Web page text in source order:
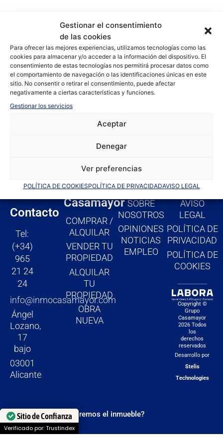
Gestionar el consentimiento
de las cookies
Para ofrecer las mejores experiencias, utilizamos tecnologías como las
cookies para almacenar y/o acceder a la información del dispositivo. El
consentimiento de estas tecnologías nos permitirá procesar datos como
el comportamiento de navegación o las identificaciones únicas en este
sitio. No consentir o retirar el consentimiento, puede afectar
negativamente a ciertas características y funciones.
Gestionar los servicios
Aceptar
Denegar
Ver preferencias
POLÍTICA DE COOKIESPOLÍTICA DE PRIVACIDADAVISO LEGAL
¿Quieres que te valoremos el inmueble?
a
c
e
b
o
o
k
I
s
t
a
g
r
m
u
t
u
b
e
Contacto
Tel:
(+34)
965
21 24
24
info@inmocasamayor.com
Ángel
Lozano,
17
bajo
03001
Alicante
Casamayor
COMPRAR /
ALQUILAR
VENDER TU
PROPIEDAD
ALQUILAR
TU
PROPIEDAD
OBRA
NUEVA
SOBRE
NOSOTROS
OPINIONES
NOTICIAS
EMPLEO
AVISO
LEGAL
POLÍTICA DE
PRIVACIDAD
POLÍTICA DE
COOKIES
Copyright ©
Grupo
Casamayor
2026 Todos
los
derechos
reservados
Desarrollo por
Stelis
Technologies
Sitio de Confianza
Verificado por: Trustindex